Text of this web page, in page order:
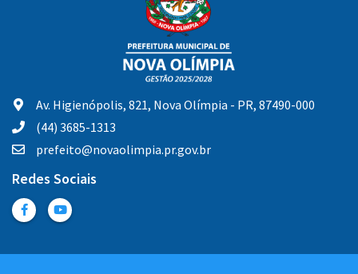
Av. Higienópolis, 821, Nova Olímpia - PR, 87490-000
(44) 3685-1313
prefeito@novaolimpia.pr.gov.br
Redes Sociais